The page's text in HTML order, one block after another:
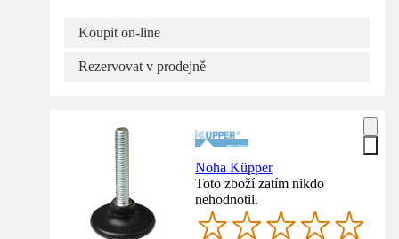
Koupit on-line
Rezervovat v prodejně
Noha Küpper
Toto zboží zatím nikdo
nehodnotil.